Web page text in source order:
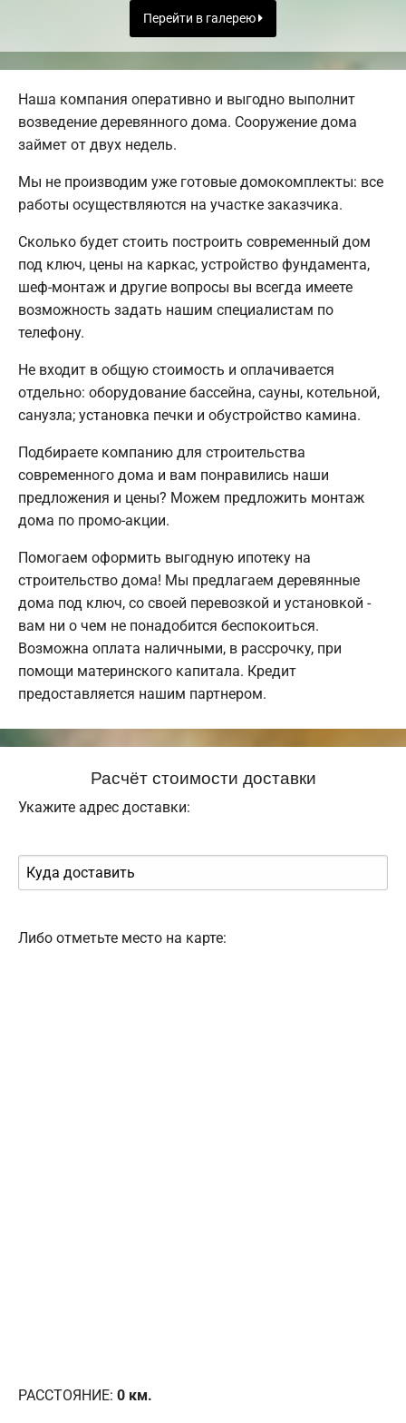
Перейти в галерею
Наша компания оперативно и выгодно выполнит
возведение деревянного дома. Сооружение дома
займет от двух недель.
Мы не производим уже готовые домокомплекты: все
работы осуществляются на участке заказчика.
Сколько будет стоить построить современный дом
под ключ, цены на каркас, устройство фундамента,
шеф-монтаж и другие вопросы вы всегда имеете
возможность задать нашим специалистам по
телефону.
Не входит в общую стоимость и оплачивается
отдельно: оборудование бассейна, сауны, котельной,
санузла; установка печки и обустройство камина.
Подбираете компанию для строительства
современного дома и вам понравились наши
предложения и цены? Можем предложить монтаж
дома по промо-акции.
Помогаем оформить выгодную ипотеку на
строительство дома! Мы предлагаем деревянные
дома под ключ, со своей перевозкой и установкой -
вам ни о чем не понадобится беспокоиться.
Возможна оплата наличными, в рассрочку, при
помощи материнского капитала. Кредит
предоставляется нашим партнером.
Расчёт стоимости доставки
Укажите адрес доставки:
Либо отметьте место на карте:
РАССТОЯНИЕ: 0 км.